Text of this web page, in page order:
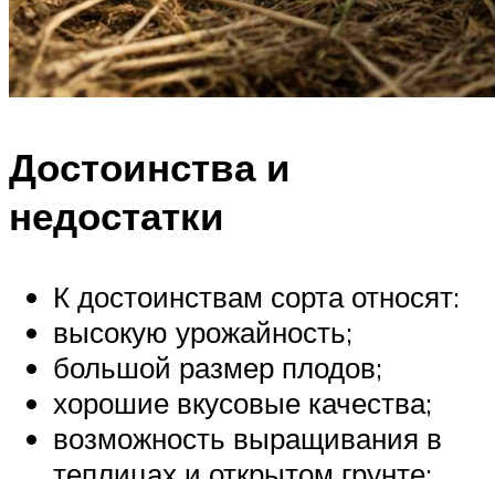
Достоинства и
недостатки
К достоинствам сорта относят:
высокую урожайность;
большой размер плодов;
хорошие вкусовые качества;
возможность выращивания в